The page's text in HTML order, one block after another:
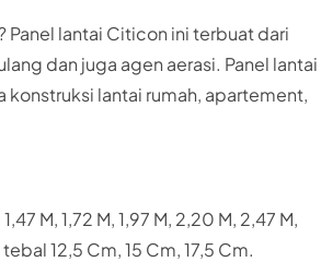
lantai Citicon ini terbuat dari
dan juga agen aerasi. Panel lantai
lantai rumah, apartement,
M, 1,72 M, 1,97 M, 2,20 M, 2,47 M,
12,5 Cm, 15 Cm, 17,5 Cm.